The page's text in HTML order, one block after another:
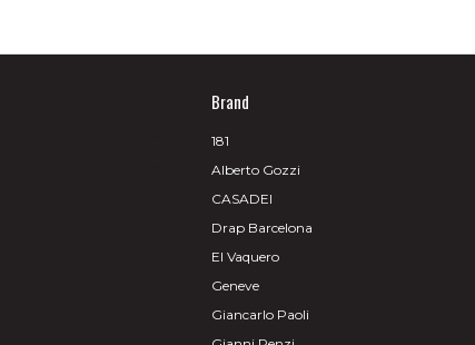
Brand
181
Alberto Gozzi
CASADEI
Drap Barcelona
El Vaquero
Geneve
Giancarlo Paoli